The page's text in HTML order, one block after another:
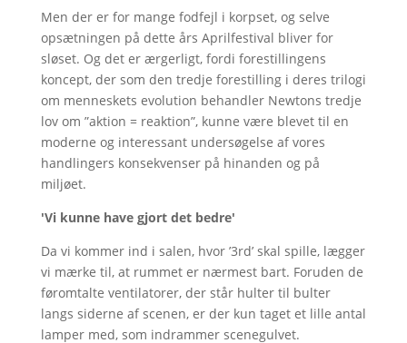
Men der er for mange fodfejl i korpset, og selve
opsætningen på dette års Aprilfestival bliver for
sløset. Og det er ærgerligt, fordi forestillingens
koncept, der som den tredje forestilling i deres trilogi
om menneskets evolution behandler Newtons tredje
lov om ”aktion = reaktion”, kunne være blevet til en
moderne og interessant undersøgelse af vores
handlingers konsekvenser på hinanden og på
miljøet.
'Vi kunne have gjort det bedre'
Da vi kommer ind i salen, hvor ’3rd’ skal spille, lægger
vi mærke til, at rummet er nærmest bart. Foruden de
føromtalte ventilatorer, der står hulter til bulter
langs siderne af scenen, er der kun taget et lille antal
lamper med, som indrammer scenegulvet.